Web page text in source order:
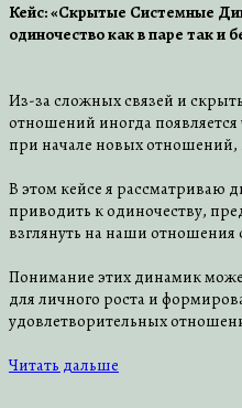
Кейс: «Скрытые Системные
одиночество как в паре так и
Из-за сложных связей и
отношений иногда появляется
при начале новых
В этом кейсе я рассматриваю
приводить к одиночеству,
взглянуть на наши отношения
Понимание этих динамик
для личного роста и
удовлетворительных
Читать дальше